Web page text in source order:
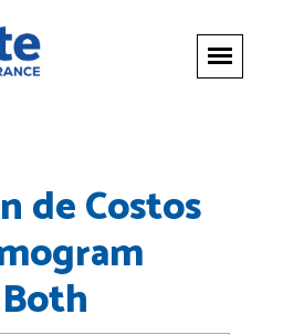
de Costos